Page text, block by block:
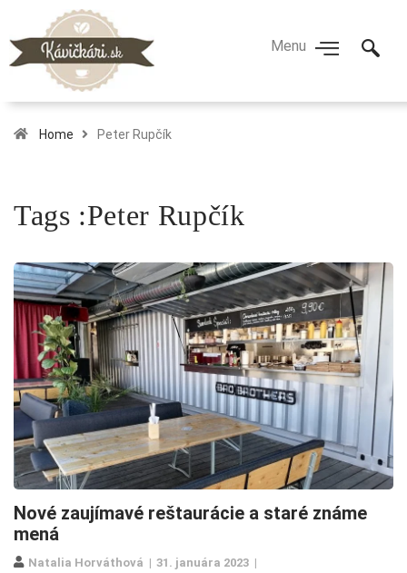
Home Peter Rupčík
Tags :Peter Rupčík
Nové zaujímavé reštaurácie a staré známe
mená
Natalia Horváthová 31. januára 2023